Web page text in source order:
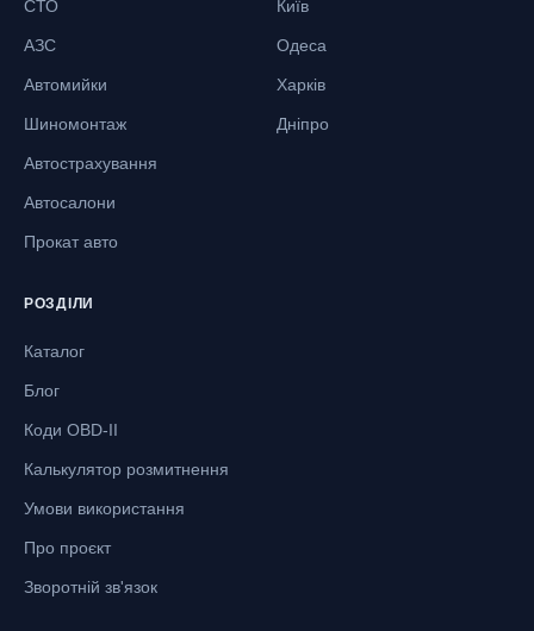
СТО
АЗС
Автомийки
Шиномонтаж
Автострахування
Автосалони
Прокат авто
Київ
Одеса
Харків
Дніпро
РОЗДІЛИ
Каталог
Блог
Коди OBD-II
Калькулятор розмитнення
Умови використання
Про проєкт
Зворотній зв'язок